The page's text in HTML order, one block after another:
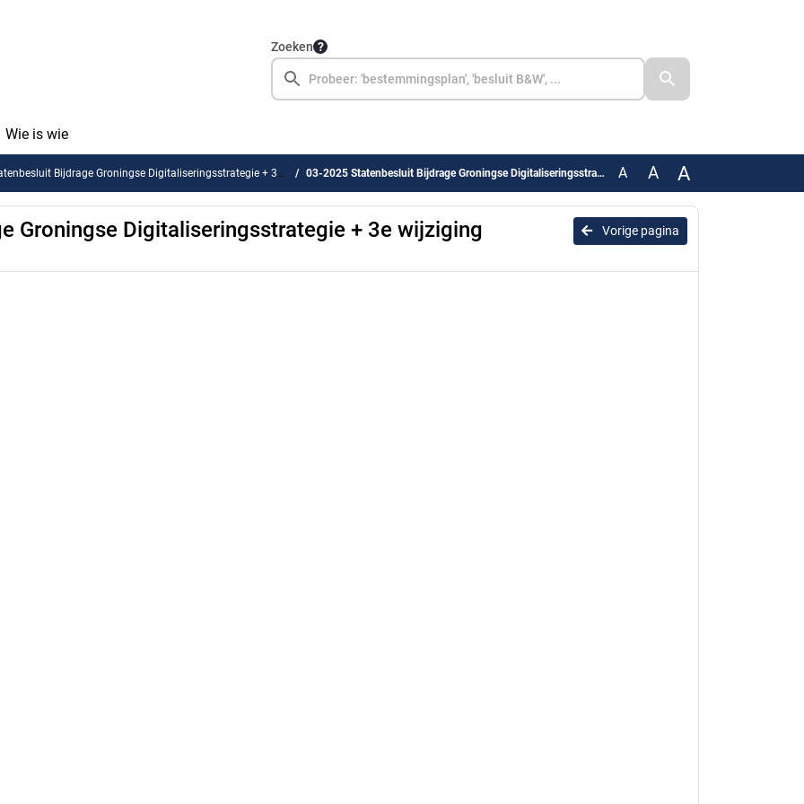
Zoeken
Wie is wie
Bijdrage Groningse Digitaliseringsstrategie + 3e wijziging begroting 2025 03-2025 Statenbesluit Bijdrage Groningse Digitaliseringsstrategie + 3e wijziging begroting 2025 A A A
Vorige pagina
Groningse Digitaliseringsstrategie + 3e wijziging